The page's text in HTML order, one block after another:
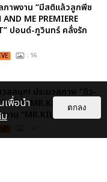
ภาพงาน “มีสติแล้วลูกพีช
AND ME PREMIERE
ปอนด์-ภูวินทร์ คลั่งรัก
: 16
วลสนุก! ประมวลภาพ “ดิว-
วซีรีส์ “MR.KILL มังงะสั่ง
งาน “MR.KILL...
เพื่อนำ
ตกลง